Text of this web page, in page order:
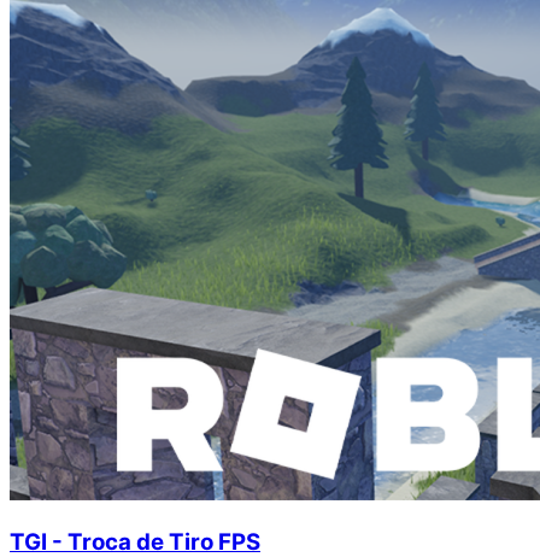
TGI - Troca de Tiro FPS